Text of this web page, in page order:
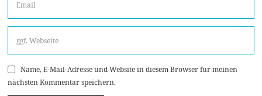
Name, E-Mail-Adresse und Website in diesem Browser für meinen
nächsten Kommentar speichern.